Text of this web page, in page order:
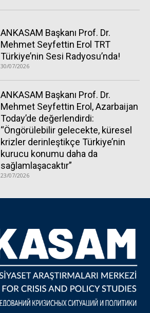
ANKASAM Başkanı Prof. Dr.
Mehmet Seyfettin Erol TRT
Türkiye’nin Sesi Radyosu’nda!
30/07/2026
ANKASAM Başkanı Prof. Dr.
Mehmet Seyfettin Erol, Azarbaijan
Today’de değerlendirdi:
“Öngörülebilir gelecekte, küresel
krizler derinleştikçe Türkiye’nin
kurucu konumu daha da
sağlamlaşacaktır”
23/07/2026